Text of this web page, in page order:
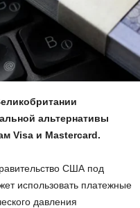
альтернативы
Visa и Mastercard.
США под
использовать платежные
давления